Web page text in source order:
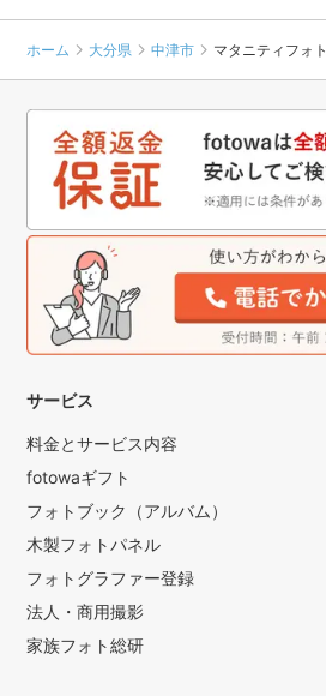
ホーム 大分県 中津市 マタニティフォト
サービス
料金とサービス内容
fotowaギフト
フォトブック（アルバム）
木製フォトパネル
フォトグラファー登録
法人・商用撮影
家族フォト総研